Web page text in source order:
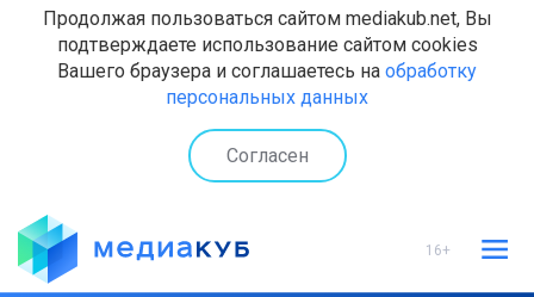
Продолжая пользоваться сайтом mediakub.net, Вы
подтверждаете использование сайтом cookies
Вашего браузера и соглашаетесь на обработку
персональных данных
Согласен
16+